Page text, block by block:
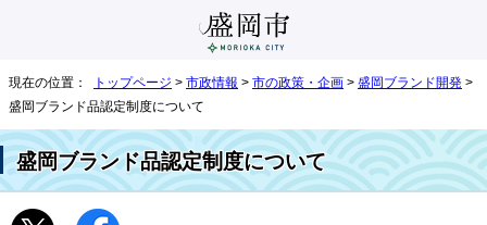
現在の位置： トップページ > 市政情報 > 市の政策・企画 > 盛岡ブランド開発 >
盛岡ブランド品認定制度について
盛岡ブランド品認定制度について